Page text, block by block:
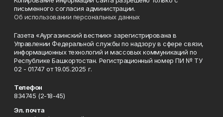
письменного согласия администрации.
Об использовании персональных данных
Газета «Аургазинский вестник» зарегистрирована в
Управлении Федеральной службы по надзору в сфере связи,
информационных технологий и массовых коммуникаций по
Республике Башкортостан. Регистрационный номер ПИ № ТУ
02 - 01747 от 19.05.2025 г.
Телефон
834745 (2-18-45)
Эл. почта